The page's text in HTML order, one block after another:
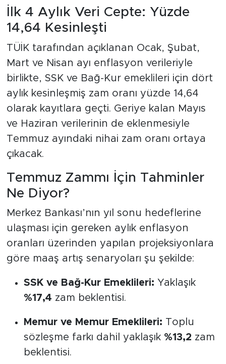
İlk 4 Aylık Veri Cepte: Yüzde
14,64 Kesinleşti
TÜİK tarafından açıklanan Ocak, Şubat,
Mart ve Nisan ayı enflasyon verileriyle
birlikte, SSK ve Bağ-Kur emeklileri için dört
aylık kesinleşmiş zam oranı yüzde 14,64
olarak kayıtlara geçti. Geriye kalan Mayıs
ve Haziran verilerinin de eklenmesiyle
Temmuz ayındaki nihai zam oranı ortaya
çıkacak.
Temmuz Zammı İçin Tahminler
Ne Diyor?
Merkez Bankası’nın yıl sonu hedeflerine
ulaşması için gereken aylık enflasyon
oranları üzerinden yapılan projeksiyonlara
göre maaş artış senaryoları şu şekilde:
SSK ve Bağ-Kur Emeklileri: Yaklaşık
%17,4 zam beklentisi.
Memur ve Memur Emeklileri: Toplu
sözleşme farkı dahil yaklaşık %13,2 zam
beklentisi.